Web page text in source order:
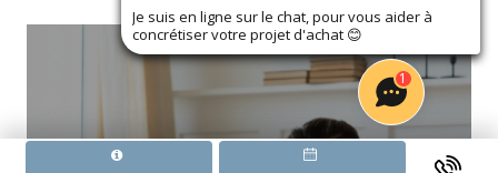
1
Je suis en ligne sur le chat, pour vous aider à
concrétiser votre projet d'achat 😊